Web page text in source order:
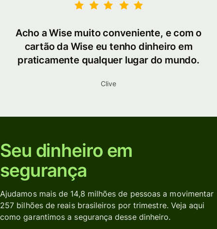
Acho a Wise muito conveniente, e com o
cartão da Wise eu tenho dinheiro em
praticamente qualquer lugar do mundo.
Clive
Seu dinheiro em
segurança
Ajudamos mais de 14,8 milhões de pessoas a movimentar
257 bilhões de reais brasileiros por trimestre. Veja aqui
como garantimos a segurança desse dinheiro.